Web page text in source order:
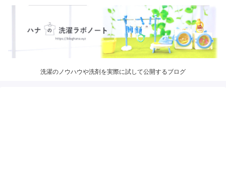
洗濯のノウハウや洗剤を実際に試して公開するブログ